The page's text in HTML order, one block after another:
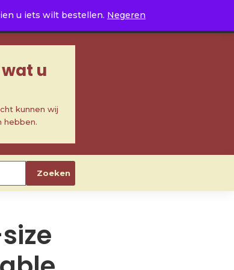
u iets wilt bestellen. Negeren
u
kunnen wij
hebben.
Zoeken